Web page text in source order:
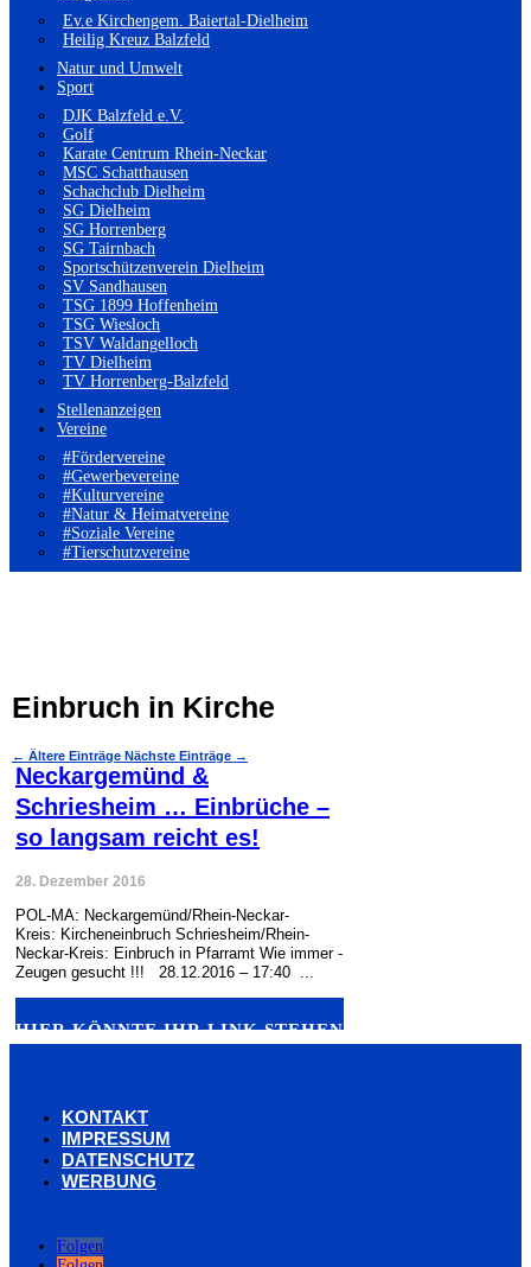
Ev.e Kirchengem. Baiertal-Dielheim
Heilig Kreuz Balzfeld
Natur und Umwelt
Sport
DJK Balzfeld e.V.
Golf
Karate Centrum Rhein-Neckar
MSC Schatthausen
Schachclub Dielheim
SG Dielheim
SG Horrenberg
SG Tairnbach
Sportschützenverein Dielheim
SV Sandhausen
TSG 1899 Hoffenheim
TSG Wiesloch
TSV Waldangelloch
TV Dielheim
TV Horrenberg-Balzfeld
Stellenanzeigen
Vereine
#Fördervereine
#Gewerbevereine
#Kulturvereine
#Natur & Heimatvereine
#Soziale Vereine
#Tierschutzvereine
Einbruch in Kirche
← Ältere Einträge Nächste Einträge →
Neckargemünd &
Schriesheim … Einbrüche –
so langsam reicht es!
28. Dezember 2016
POL-MA: Neckargemünd/Rhein-Neckar-
Kreis: Kircheneinbruch Schriesheim/Rhein-
Neckar-Kreis: Einbruch in Pfarramt Wie immer -
Zeugen gesucht !!! 28.12.2016 – 17:40 ...
HIER KÖNNTE IHR LINK STEHEN
KONTAKT
IMPRESSUM
DATENSCHUTZ
WERBUNG
Folgen